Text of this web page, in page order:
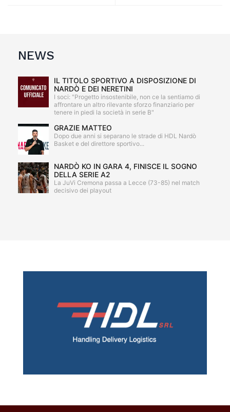
NEWS
IL TITOLO SPORTIVO A DISPOSIZIONE DI
NARDÒ E DEI NERETINI
I soci: "Progetto insostenibile, non ce la sentiamo di
affrontare un altro rilevante sforzo finanziario per
tenere in piedi la società in serie B"
GRAZIE MATTEO
Dopo due anni si separano le strade di HDL Nardò
Basket e del direttore sportivo...
NARDÒ KO IN GARA 4, FINISCE IL SOGNO
DELLA SERIE A2
La JuVi Cremona passa a Lecce (73-85) nel match
decisivo dei playout